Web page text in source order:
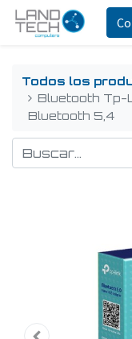
Todos los
Bluetooth Tp-
Bluetooth 5,4